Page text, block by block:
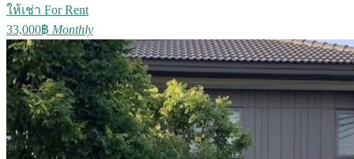
ให้เช่า For Rent
33,000฿ Monthly